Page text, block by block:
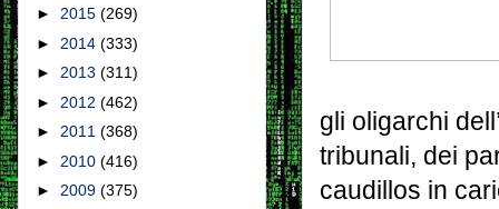
gli oligarchi
tribunali, dei
caudillos in
► 2015 (269)
► 2014 (333)
► 2013 (311)
► 2012 (462)
► 2011 (368)
► 2010 (416)
► 2009 (375)